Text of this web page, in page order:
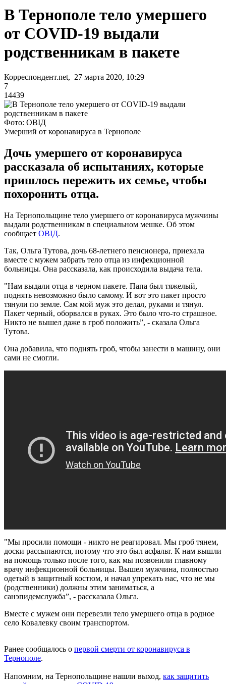
В Тернополе тело умершего
от COVID-19 выдали
родственникам в пакете
Корреспондент.net, 27 марта 2020, 10:29
7
14439
Фото: ОВІД
Умерший от коронавируса в Тернополе
Дочь умершего от коронавируса
рассказала об испытаниях, которые
пришлось пережить их семье, чтобы
похоронить отца.
На Тернопольщине тело умершего от коронавируса мужчины
выдали родственникам в специальном мешке. Об этом
сообщает ОВІД.
Так, Ольга Тутова, дочь 68-летнего пенсионера, приехала
вместе с мужем забрать тело отца из инфекционной
больницы. Она рассказала, как происходила выдача тела.
"Нам выдали отца в черном пакете. Папа был тяжелый,
поднять невозможно было самому. И вот это пакет просто
тянули по земле. Сам мой муж это делал, руками и тянул.
Пакет черный, оборвался в руках. Это было что-то страшное.
Никто не вышел даже в гроб положить”, - сказала Ольга
Тутова.
Она добавила, что поднять гроб, чтобы занести в машину, они
сами не смогли.
"Мы просили помощи - никто не реагировал. Мы гроб тянем,
доски рассыпаются, потому что это был асфальт. К нам вышли
на помощь только после того, как мы позвонили главному
врачу инфекционной больницы. Вышел мужчина, полностью
одетый в защитный костюм, и начал упрекать нас, что не мы
(родственники) должны этим заниматься, а
санэпидемслужба”, - рассказала Ольга.
Вместе с мужем они перевезли тело умершего отца в родное
село Ковалевку своим транспортом.
Ранее сообщалось о первой смерти от коронавируса в
Тернополе.
Напомним, на Тернопольщине нашли выход, как защитить